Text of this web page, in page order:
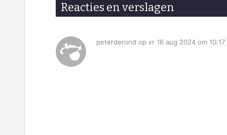
Reacties en verslagen
peterderond op vr 16 aug 2024 om 10:17